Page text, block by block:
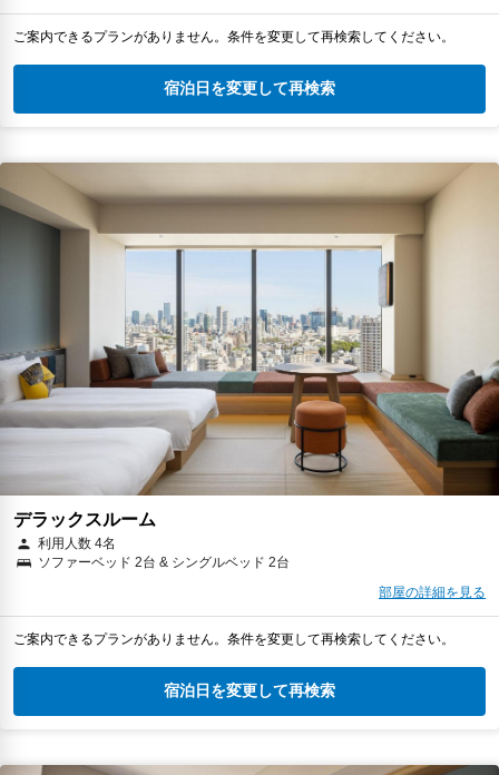
ご案内できるプランがありません。条件を変更して再検索してください。
宿泊日を変更して再検索
デラックスルーム
利用人数 4名
ソファーベッド 2台 & シングルベッド 2台
部屋の詳細を見る
ご案内できるプランがありません。条件を変更して再検索してください。
宿泊日を変更して再検索